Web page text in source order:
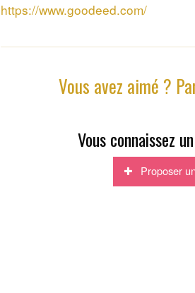
https://www.goodeed.com/
Vous avez aimé ?
Vous connaissez
Proposer un